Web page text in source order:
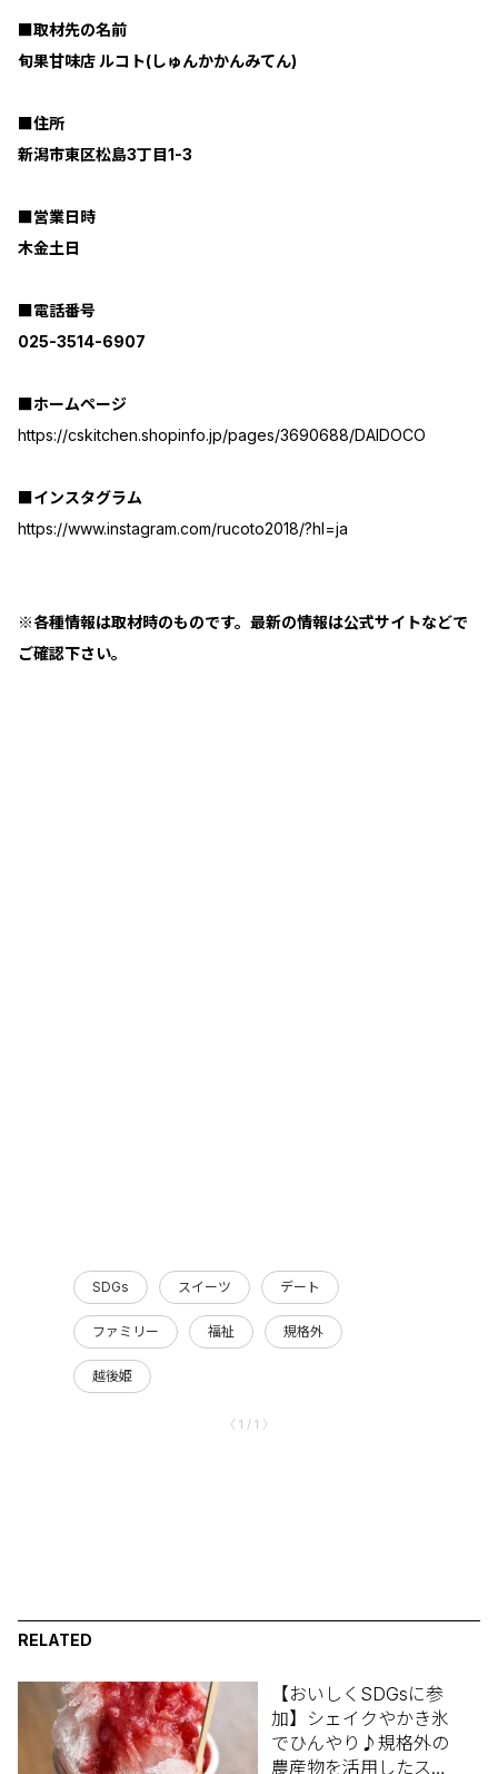
■取材先の名前
旬果甘味店 ルコト(しゅんかかんみてん)
■住所
新潟市東区松島3丁目1-3
■営業日時
木金土日
■電話番号
025-3514-6907
■ホームページ
https://cskitchen.shopinfo.jp/pages/3690688/DAIDOCO
■インスタグラム
https://www.instagram.com/rucoto2018/?hl=ja
※各種情報は取材時のものです。最新の情報は公式サイトなどで
ご確認下さい。
SDGs スイーツ デート
ファミリー 福祉 規格外
越後姫
〈 1 / 1 〉
RELATED
【おいしくSDGsに参
加】シェイクやかき氷
でひんやり♪規格外の
農産物を活用したスイ